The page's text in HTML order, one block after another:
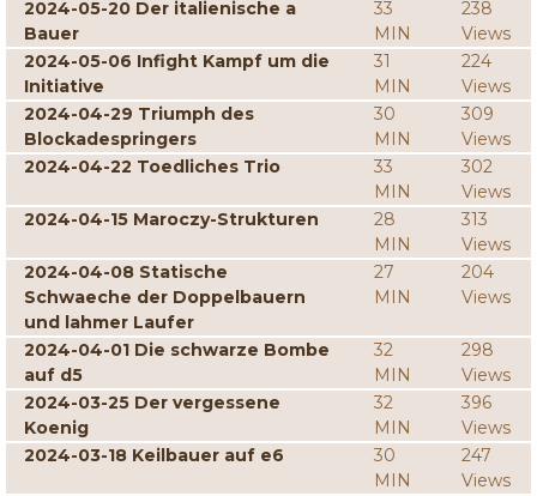
2024-05-20 Der italienische a
Bauer
33
MIN
238
Views
2024-05-06 Infight Kampf um die
Initiative
31
MIN
224
Views
2024-04-29 Triumph des
Blockadespringers
30
MIN
309
Views
2024-04-22 Toedliches Trio
33
MIN
302
Views
2024-04-15 Maroczy-Strukturen
28
MIN
313
Views
2024-04-08 Statische
Schwaeche der Doppelbauern
und lahmer Laufer
27
MIN
204
Views
2024-04-01 Die schwarze Bombe
auf d5
32
MIN
298
Views
2024-03-25 Der vergessene
Koenig
32
MIN
396
Views
2024-03-18 Keilbauer auf e6
30
MIN
247
Views